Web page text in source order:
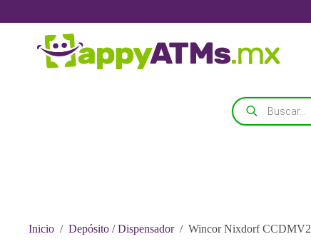
Búsqueda
de
productos
Inicio / Depósito / Dispensador / Wincor Nixdorf